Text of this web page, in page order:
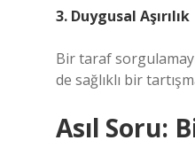
3. Duygusal Aşırılık
Bir taraf
de sağlıklı bir
Asıl Soru: